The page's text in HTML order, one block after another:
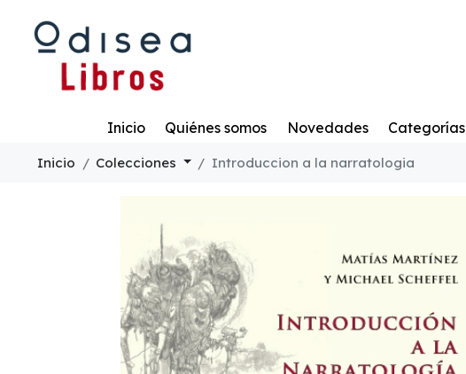
Inicio Quiénes somos Novedades Categorías
Inicio Colecciones Introduccion a la narratologia